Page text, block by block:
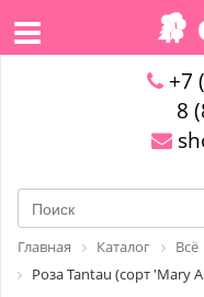
+7
8
Главная Каталог Всё
Роза Tantau (сорт 'Mary